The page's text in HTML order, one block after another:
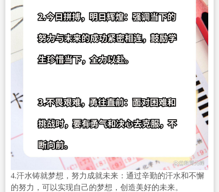
4.汗水铸就梦想，努力成就未来：通过辛勤的汗水和不懈
的努力，可以实现自己的梦想，创造美好的未来。